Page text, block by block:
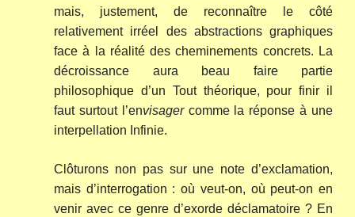
mais, justement, de reconnaître le côté
relativement irréel des abstractions graphiques
face à la réalité des cheminements concrets. La
décroissance aura beau faire partie
philosophique d’un Tout théorique, pour finir il
faut surtout l’envisagercomme la réponse à une
interpellation Infinie.
Clôturons non pas sur une note d’exclamation,
mais d’interrogation : où veut-on, où peut-on en
venir avec ce genre d’exorde déclamatoire ? En